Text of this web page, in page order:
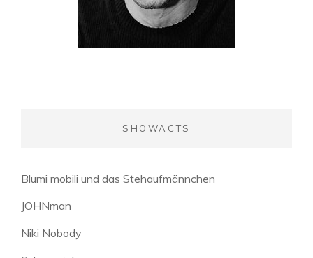
SHOWACTS
Blumi mobili und das Stehaufmännchen
JOHNman
Niki Nobody